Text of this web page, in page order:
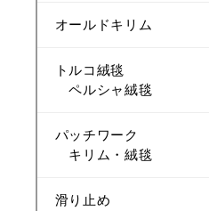
オールドキリム
トルコ絨毯
ペルシャ絨毯
パッチワーク
キリム・絨毯
滑り止め